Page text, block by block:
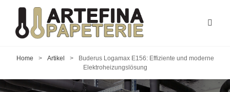
Home > Artikel >
Buderus Logamax E156: Effiziente und moderne
Elektroheizungslösung